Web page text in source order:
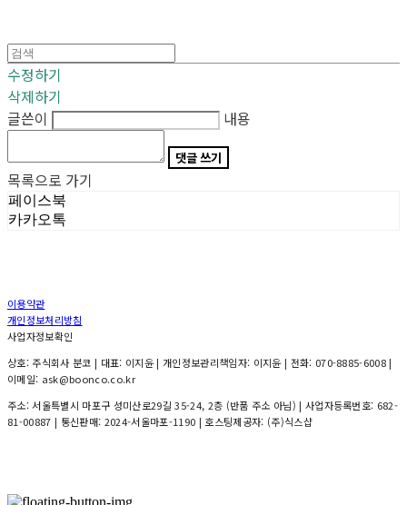
수정하기
삭제하기
글쓴이
내용
댓글 쓰기
목록으로 가기
페이스북
카카오톡
이용약관
개인정보처리방침
사업자정보확인
상호: 주식회사 분코 | 대표: 이지윤 | 개인정보관리책임자: 이지윤 | 전화: 070-8885-6008 |
이메일: ask@boonco.co.kr
주소: 서울특별시 마포구 성미산로29길 35-24, 2층 (반품 주소 아님) | 사업자등록번호: 682-
81-00887 | 통신판매: 2024-서울마포-1190 | 호스팅제공자: (주)식스샵